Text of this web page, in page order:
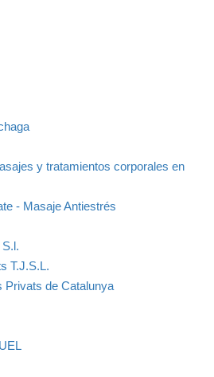
y tratamientos corporales en
- Masaje Antiestrés
T.J.S.L.
Privats de Catalunya